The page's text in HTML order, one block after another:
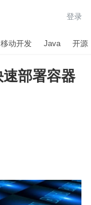
登录
移动开发 Java 开源
部署容器